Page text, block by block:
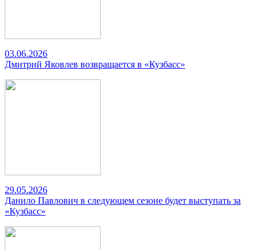
03.06.2026
Дмитрий Яковлев возвращается в «Кузбасс»
29.05.2026
Данило Павлович в следующем сезоне будет выступать за
«Кузбасс»